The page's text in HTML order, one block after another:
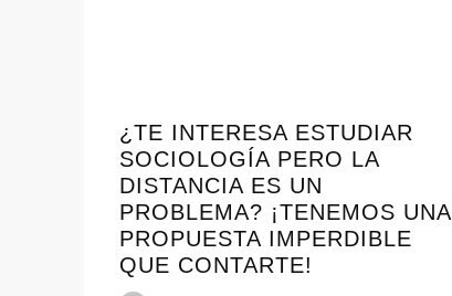
¿TE INTERESA ESTUDIAR
SOCIOLOGÍA PERO LA
DISTANCIA ES UN
PROBLEMA? ¡TENEMOS UNA
PROPUESTA IMPERDIBLE
QUE CONTARTE!